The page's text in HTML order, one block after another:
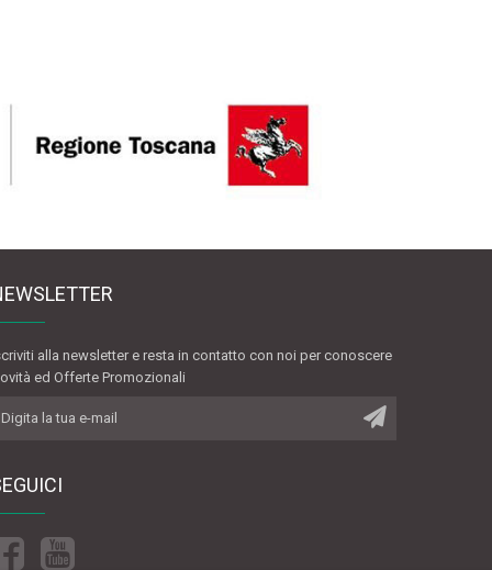
alla newsletter e resta in contatto con noi per conoscere
ed Offerte Promozionali